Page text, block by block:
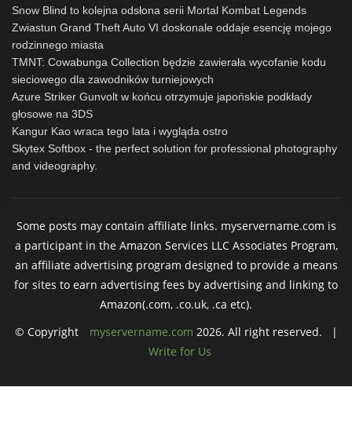
Snow Blind to kolejna odsłona serii Mortal Kombat Legends
Zwiastun Grand Theft Auto VI doskonale oddaje esencję mojego
rodzinnego miasta
TMNT: Cowabunga Collection będzie zawierała wycofanie kodu
sieciowego dla zawodników turniejowych
Azure Striker Gunvolt w końcu otrzymuje japońskie podkłady
głosowe na 3DS
Kangur Kao wraca tego lata i wygląda ostro
Skytex Softbox - the perfect solution for professional photography
and videography.
Some posts may contain affiliate links. myservername.com is
a participant in the Amazon Services LLC Associates Program,
an affiliate advertising program designed to provide a means
for sites to earn advertising fees by advertising and linking to
Amazon(.com, .co.uk, .ca etc).
© Copyright
myservername.com 2026. All right reserved. |
Write for Us